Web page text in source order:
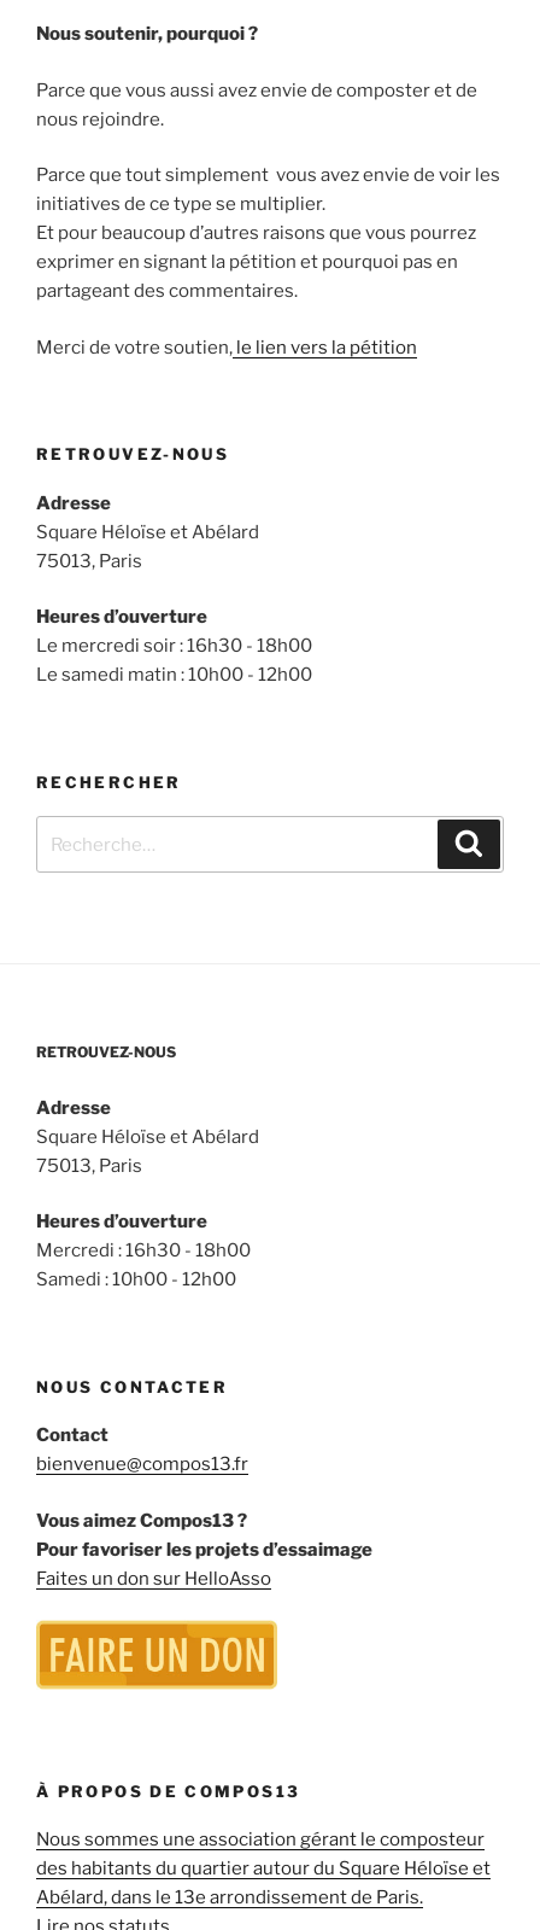
Nous soutenir, pourquoi ?
Parce que vous aussi avez envie de composter et de
nous rejoindre.
Parce que tout simplement vous avez envie de voir les
initiatives de ce type se multiplier.
Et pour beaucoup d’autres raisons que vous pourrez
exprimer en signant la pétition et pourquoi pas en
partageant des commentaires.
Merci de votre soutien, le lien vers la pétition
RETROUVEZ-NOUS
Adresse
Square Héloïse et Abélard
75013, Paris
Heures d’ouverture
Le mercredi soir : 16h30 - 18h00
Le samedi matin : 10h00 - 12h00
RECHERCHER
pour
RETROUVEZ-NOUS
Adresse
Square Héloïse et Abélard
75013, Paris
Heures d’ouverture
Mercredi : 16h30 - 18h00
Samedi : 10h00 - 12h00
NOUS CONTACTER
Contact
bienvenue@compos13.fr
Vous aimez Compos13 ?
Pour favoriser les projets d’essaimage
Faites un don sur HelloAsso
À PROPOS DE COMPOS13
Nous sommes une association gérant le composteur
des habitants du quartier autour du Square Héloïse et
Abélard, dans le 13e arrondissement de Paris.